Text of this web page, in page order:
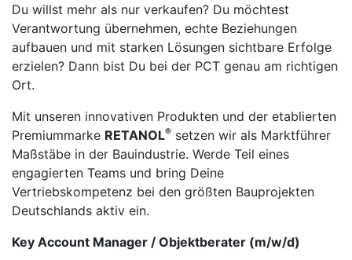
Du willst mehr als nur verkaufen? Du möchtest
Verantwortung übernehmen, echte Beziehungen
aufbauen und mit starken Lösungen sichtbare Erfolge
erzielen? Dann bist Du bei der PCT genau am richtigen
Ort.
Mit unseren innovativen Produkten und der etablierten
Premiummarke RETANOL® setzen wir als Marktführer
Maßstäbe in der Bauindustrie. Werde Teil eines
engagierten Teams und bring Deine
Vertriebskompetenz bei den größten Bauprojekten
Deutschlands aktiv ein.
Key Account Manager / Objektberater (m/w/d)